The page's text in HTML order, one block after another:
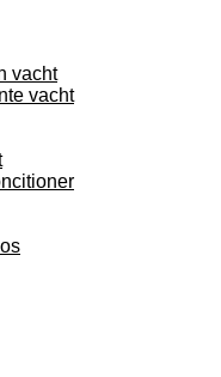
vacht
vacht